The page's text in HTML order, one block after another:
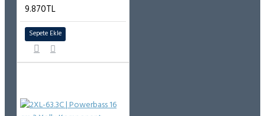
9.870TL
Sepete Ekle